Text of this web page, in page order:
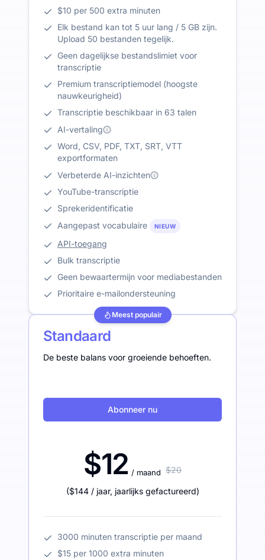
$10 per 500 extra minuten
Elk bestand kan tot 5 uur lang / 5 GB zijn.
Upload 50 bestanden tegelijk.
Geen dagelijkse bestandslimiet voor
transcriptie
Premium transcriptiemodel (hoogste
nauwkeurigheid)
Transcriptie beschikbaar in 63 talen
AI-vertaling
Word, CSV, PDF, TXT, SRT, VTT
exportformaten
Verbeterde AI-inzichten
YouTube-transcriptie
Sprekeridentificatie
Aangepast vocabulaire
NIEUW
API-toegang
Bulk transcriptie
Geen bewaartermijn voor mediabestanden
Prioritaire e-mailondersteuning
Meest populair
Standaard
De beste balans voor groeiende behoeften.
Abonneer nu
$12 / maand $20
($144 / jaar, jaarlijks gefactureerd)
3000 minuten transcriptie per maand
$15 per 1000 extra minuten